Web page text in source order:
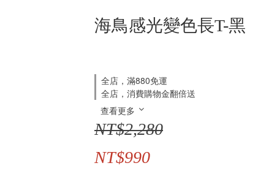
海鳥感光變色長T-黑
全店，滿880免運
全店，消費購物金翻倍送
查看更多
NT$2,280
NT$990